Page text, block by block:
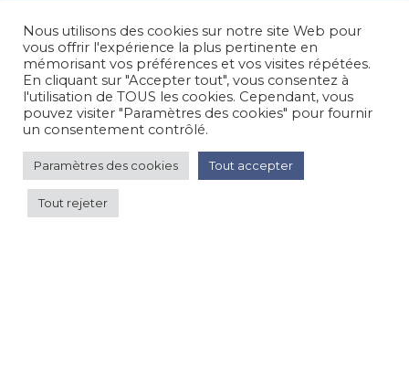
Facebook
Instagram
LinkedIn
Besoin d’aide, une question ?
Nous contacter
© Happy'MR - Tous droits réservés - Une création
Nous utilisons des cookies sur notre site Web pour
vous offrir l'expérience la plus pertinente en
mémorisant vos préférences et vos visites répétées.
En cliquant sur "Accepter tout", vous consentez à
l'utilisation de TOUS les cookies. Cependant, vous
pouvez visiter "Paramètres des cookies" pour fournir
un consentement contrôlé.
Paramètres des cookies Tout accepter
Tout rejeter
905 €par nuit